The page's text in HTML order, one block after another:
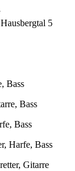
5
Bass
Bass
Bass
Harfe, Bass
Gitarre